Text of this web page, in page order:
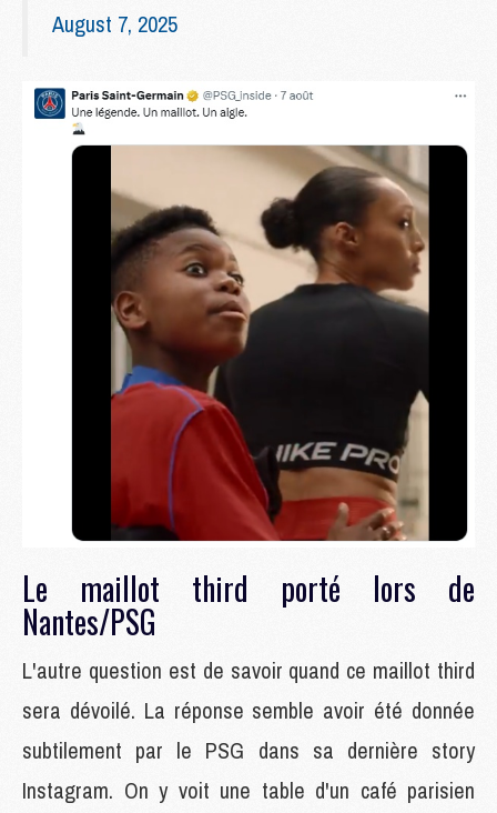
August 7, 2025
Le maillot third porté lors de
Nantes/PSG
L'autre question est de savoir quand ce maillot third
sera dévoilé. La réponse semble avoir été donnée
subtilement par le PSG dans sa dernière story
Instagram. On y voit une table d'un café parisien